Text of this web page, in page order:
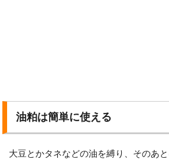
油粕は簡単に使える
大豆とかタネなどの油を縛り、そのあ